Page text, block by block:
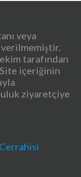
veya
tarafından
içeriğinin
ziyaretçiye